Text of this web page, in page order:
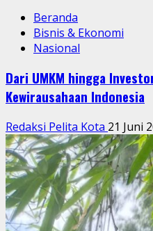
Beranda
Bisnis & Ekonomi
Nasional
Dari UMKM hingga
Kewirausahaan Indonesia
Redaksi Pelita Kota 21 Juni